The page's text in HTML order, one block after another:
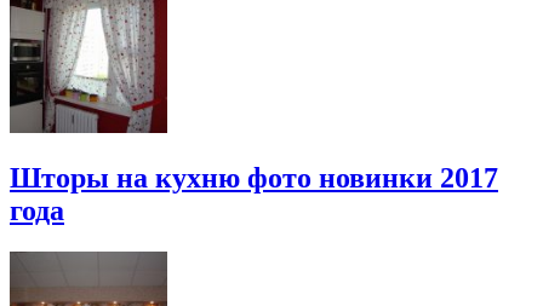
Шторы на кухню фото новинки 2017
года